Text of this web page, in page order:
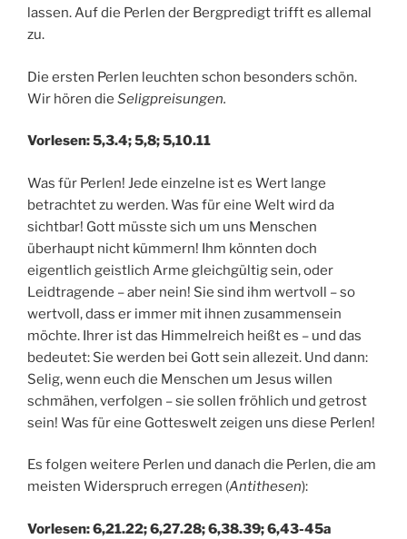
lassen. Auf die Perlen der Bergpredigt trifft es allemal
zu.
Die ersten Perlen leuchten schon besonders schön.
Wir hören die Seligpreisungen.
Vorlesen: 5,3.4; 5,8; 5,10.11
Was für Perlen! Jede einzelne ist es Wert lange
betrachtet zu werden. Was für eine Welt wird da
sichtbar! Gott müsste sich um uns Menschen
überhaupt nicht kümmern! Ihm könnten doch
eigentlich geistlich Arme gleichgültig sein, oder
Leidtragende – aber nein! Sie sind ihm wertvoll – so
wertvoll, dass er immer mit ihnen zusammensein
möchte. Ihrer ist das Himmelreich heißt es – und das
bedeutet: Sie werden bei Gott sein allezeit. Und dann:
Selig, wenn euch die Menschen um Jesus willen
schmähen, verfolgen – sie sollen fröhlich und getrost
sein! Was für eine Gotteswelt zeigen uns diese Perlen!
Es folgen weitere Perlen und danach die Perlen, die am
meisten Widerspruch erregen (Antithesen):
Vorlesen: 6,21.22; 6,27.28; 6,38.39; 6,43-45a